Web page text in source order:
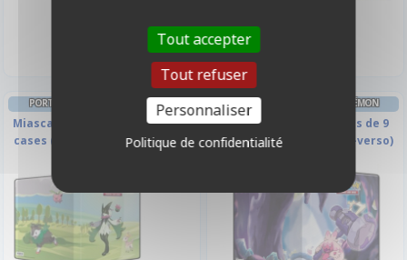
PORTFOLIO A4 - 9 CASES POKÉMON
Miascarade - A4 - 10 pages de 9
cases (180 cartes recto-verso)
PORTFOLIO A4 - 9 CASES POKÉMON
Forgelina - A4 - 10 pages de 9
cases (180 cartes recto-verso)
Tout accepter
Tout refuser
Personnaliser
Politique de confidentialité